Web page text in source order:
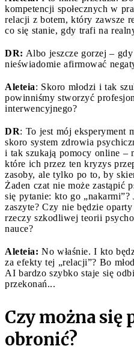
kompetencji społecznych w
relacji z botem, który zawsze
co się stanie, gdy trafi na
DR: Albo jeszcze gorzej –
nieświadomie afirmować
Aleteia: Skoro młodzi i tak
powinniśmy stworzyć
interwencyjnego?
DR: To jest mój eksperyment
skoro system zdrowia
i tak szukają pomocy online –
które ich przez ten kryzys
zasoby, ale tylko po to, by
Żaden czat nie może zastąpić
się pytanie: kto go „nakarmi”?
zaszyte? Czy nie będzie
rzeczy szkodliwej teorii
nauce?
Aleteia: No właśnie. I kto
za efekty tej „relacji”? Bo
AI bardzo szybko staje się
przekonań...
Czy można się
obronić?